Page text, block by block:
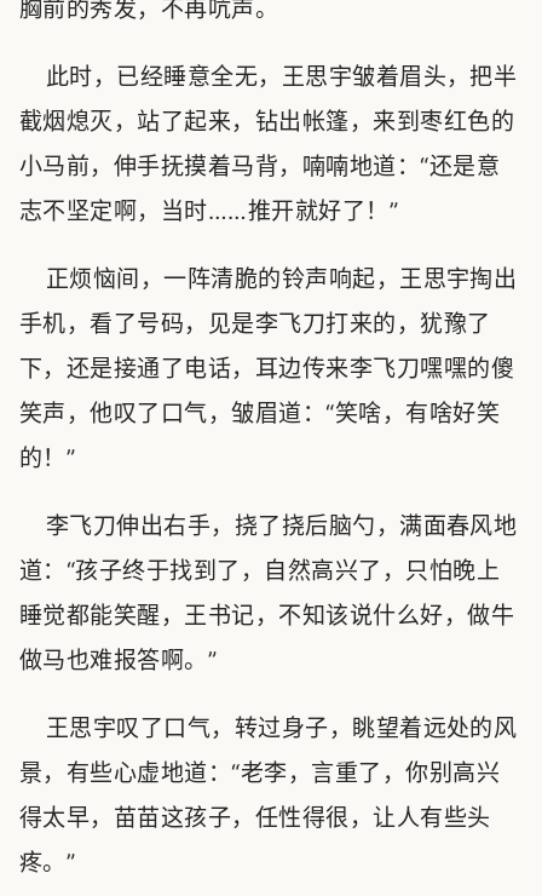
胸前的秀发，不再吭声。
此时，已经睡意全无，王思宇皱着眉头，把半
截烟熄灭，站了起来，钻出帐篷，来到枣红色的
小马前，伸手抚摸着马背，喃喃地道：“还是意
志不坚定啊，当时……推开就好了！”
正烦恼间，一阵清脆的铃声响起，王思宇掏出
手机，看了号码，见是李飞刀打来的，犹豫了
下，还是接通了电话，耳边传来李飞刀嘿嘿的傻
笑声，他叹了口气，皱眉道：“笑啥，有啥好笑
的！”
李飞刀伸出右手，挠了挠后脑勺，满面春风地
道：“孩子终于找到了，自然高兴了，只怕晚上
睡觉都能笑醒，王书记，不知该说什么好，做牛
做马也难报答啊。”
王思宇叹了口气，转过身子，眺望着远处的风
景，有些心虚地道：“老李，言重了，你别高兴
得太早，苗苗这孩子，任性得很，让人有些头
疼。”